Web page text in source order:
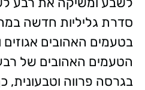
סדרת גליליות חדשה
בטעמים האהובים אגוזים
הטעמים האהובים של
בגרסה פרווה וטבעונית,